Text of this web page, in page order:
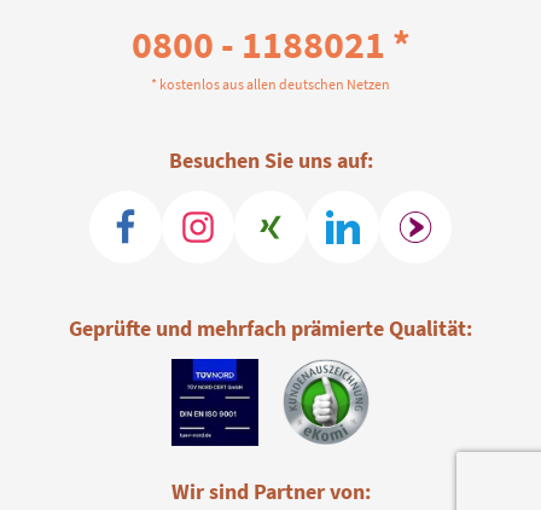
0800 - 1188021 *
* kostenlos aus allen deutschen Netzen
Besuchen Sie uns auf:
Geprüfte und mehrfach prämierte Qualität:
Wir sind Partner von: